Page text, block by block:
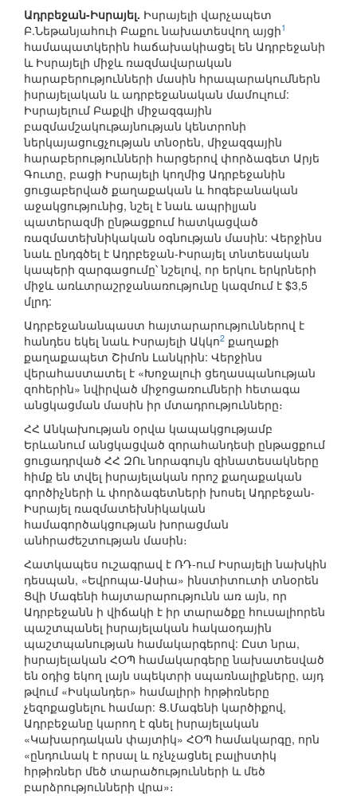
Ադրբեջան-Իսրայել. Իսրայելի վարչապետ
Բ.Նեթանյահուի Բաքու նախատեսվող այցի1
համապատկերին հաճախակիացել են Ադրբեջանի
և Իսրայելի միջև ռազմավարական
հարաբերությունների մասին հրապարակումներն
իսրայելական և ադրբեջանական մամուլում:
Իսրայելում Բաքվի միջազգային
բազմամշակութայնության կենտրոնի
ներկայացուցչության տնօրեն, միջազգային
հարաբերությունների հարցերով փորձագետ Արյե
Գուտը, բացի Իսրայելի կողմից Ադրբեջանին
ցուցաբերված քաղաքական և հոգեբանական
աջակցությունից, նշել է նաև ապրիլյան
պատերազմի ընթացքում հատկացված
ռազմատեխնիկական օգնության մասին: Վերջինս
նաև ընդգծել է Ադրբեջան-Իսրայել տնտեսական
կապերի զարգացումը՝ նշելով, որ երկու երկրների
միջև առևտրաշրջանառությունը կազմում է $3,5
մլրդ:
Ադրբեջանանպաստ հայտարարություններով է
հանդես եկել նաև Իսրայելի Ակկո2 քաղաքի
քաղաքապետ Շիմոն Լանկրին: Վերջինս
վերահաստատել է «Խոջալուի ցեղասպանության
զոհերին» նվիրված միջոցառումների հետագա
անցկացման մասին իր մտադրությունները։
ՀՀ Անկախության օրվա կապակցությամբ
Երևանում անցկացված զորահանդեսի ընթացքում
ցուցադրված ՀՀ ԶՈւ նորագույն զինատեսակները
հիմք են տվել իսրայելական որոշ քաղաքական
գործիչների և փորձագետների խոսել Ադրբեջան-
Իսրայել ռազմատեխնիկական
համագործակցության խորացման
անհրաժեշտության մասին։
Հատկապես ուշագրավ է ՌԴ-ում Իսրայելի նախկին
դեսպան, «Եվրոպա-Ասիա» ինստիտուտի տնօրեն
Ցվի Մագենի հայտարարությունն առ այն, որ
Ադրբեջանն ի վիճակի է իր տարածքը հուսալիորեն
պաշտպանել իսրայելական հակաօդային
պաշտպանության համակարգերով: Ըստ նրա,
իսրայելական ՀՕՊ համակարգերը նախատեսված
են օդից եկող լայն սպեկտրի սպառնալիքները, այդ
թվում «Իսկանդեր» համալիրի հրթիռները
չեզոքացնելու համար: Ց.Մագենի կարծիքով,
Ադրբեջանը կարող է գնել իսրայելական
«Կախարդական փայտիկ» ՀՕՊ համակարգը, որն
«ընդունակ է որսալ և ոչնչացնել բալիստիկ
հրթիռներ մեծ տարածությունների և մեծ
բարձրությունների վրա»։